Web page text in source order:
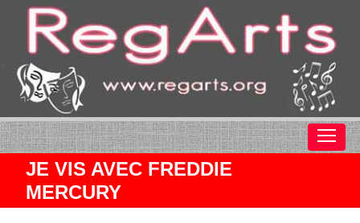
JE VIS AVEC FREDDIE
MERCURY